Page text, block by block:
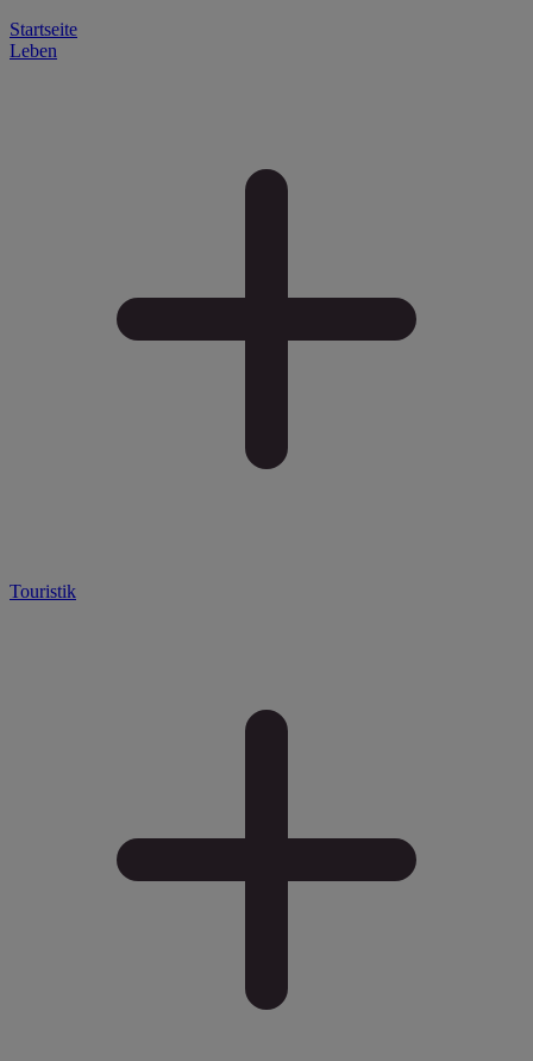
Startseite
Leben
Touristik